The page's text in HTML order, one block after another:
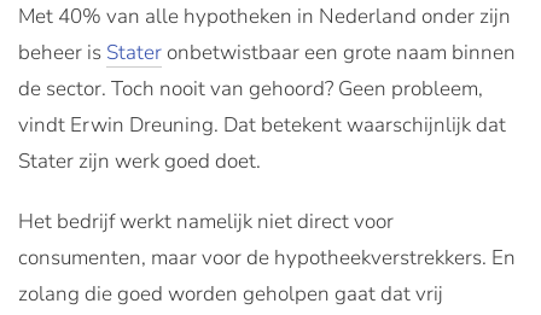
Met 40% van alle hypotheken in Nederland onder zijn
beheer is Stater onbetwistbaar een grote naam binnen
de sector. Toch nooit van gehoord? Geen probleem,
vindt Erwin Dreuning. Dat betekent waarschijnlijk dat
Stater zijn werk goed doet.
Het bedrijf werkt namelijk niet direct voor
consumenten, maar voor de hypotheekverstrekkers. En
zolang die goed worden geholpen gaat dat vrij